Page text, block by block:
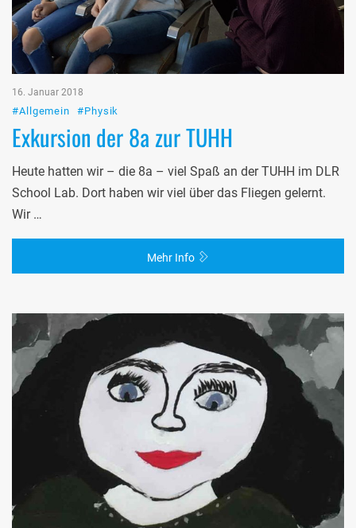
16. Januar 2018
#Allgemein #Physik
Exkursion der 8a zur TUHH
Heute hatten wir – die 8a – viel Spaß an der TUHH im DLR
School Lab. Dort haben wir viel über das Fliegen gelernt.
Wir …
Mehr Info